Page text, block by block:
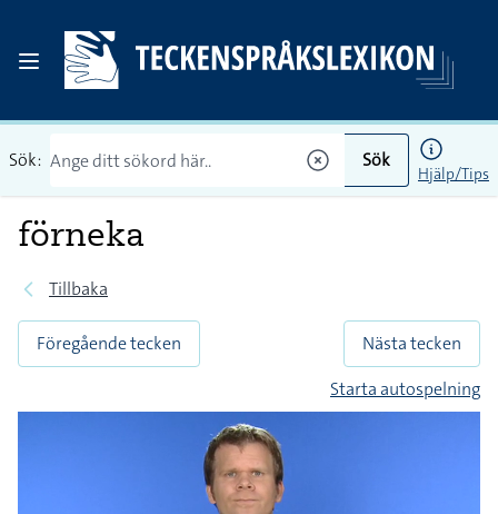
Sök: Sök
Hjälp/Tips
förneka
Tillbaka
Föregående tecken
Nästa tecken
Starta autospelning